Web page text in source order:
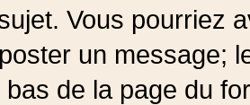
Vous pourriez
un message;
bas de la page du